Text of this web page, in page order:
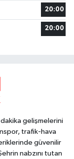
20:00
20:00
dakika gelişmelerini
trafik-hava
güvenilir
nabzını tutan